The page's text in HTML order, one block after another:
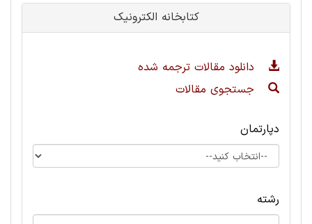
کتابخانه الکترونیک
دانلود مقالات ترجمه شده
جستجوی مقالات
دپارتمان
رشته